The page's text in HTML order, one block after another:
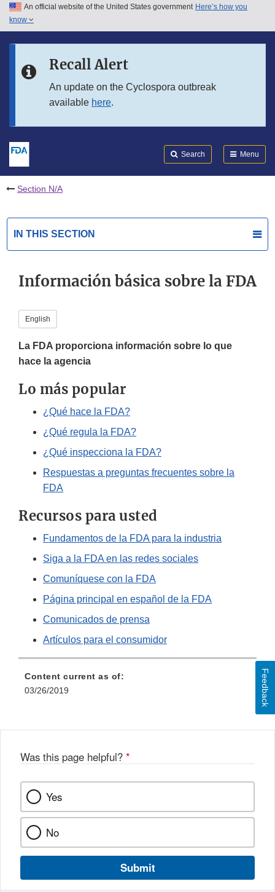
Skip to main content
Skip to in this section menu
An official website of the United States government Here’s how you
know
Recall Alert
An update on the Cyclospora outbreak
available here.
Search Menu
Section N/A
IN THIS SECTION
Información básica sobre la FDA
English
La FDA proporciona información sobre lo que
hace la agencia
Lo más popular
¿Qué hace la FDA?
¿Qué regula la FDA?
¿Qué inspecciona la FDA?
Respuestas a preguntas frecuentes sobre la
FDA
Recursos para usted
Fundamentos de la FDA para la industria
Siga a la FDA en las redes sociales
Comuníquese con la FDA
Página principal en español de la FDA
Comunicados de prensa
Artículos para el consumidor
Content current as of:
03/26/2019
Was this page helpful? *
Yes
No
Submit
Feedback